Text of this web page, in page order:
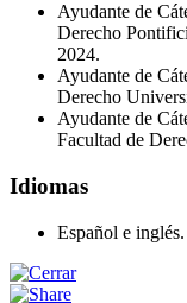
Ayudante de
Derecho
2024.
Ayudante de
Derecho
Ayudante de
Facultad de
Idiomas
Español e inglés.